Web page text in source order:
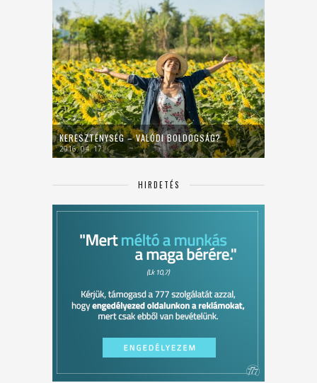
KERESZTÉNYSÉG – VALÓDI BOLDOGSÁG?
2016. 04. 17.
HIRDETÉS